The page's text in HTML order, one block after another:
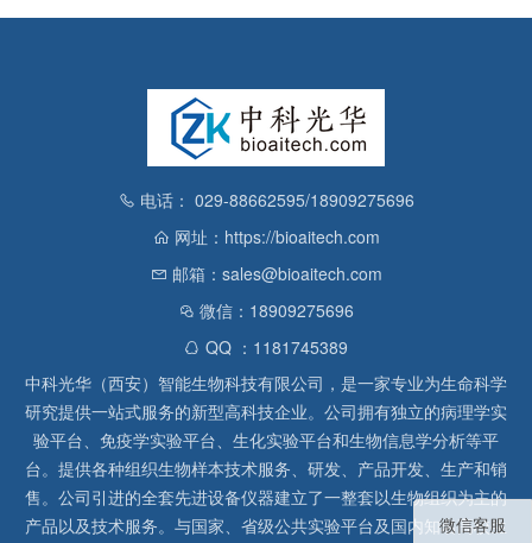
电话： 029-88662595/18909275696
网址：https://bioaitech.com
邮箱：sales@bioaitech.com
微信：18909275696
QQ ：1181745389
中科光华（西安）智能生物科技有限公司，是一家专业为生命科学
研究提供一站式服务的新型高科技企业。公司拥有独立的病理学实
验平台、免疫学实验平台、生化实验平台和生物信息学分析等平
台。提供各种组织生物样本技术服务、研发、产品开发、生产和销
售。公司引进的全套先进设备仪器建立了一整套以生物组织为主的
产品以及技术服务。与国家、省级公共实验平台及国内知名高校生
微信客服